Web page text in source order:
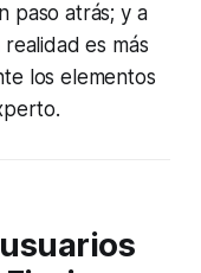
paso atrás; y a
realidad es más
los elementos